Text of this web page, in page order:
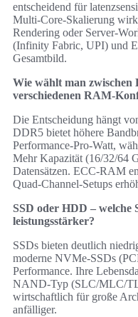
entscheidend für
Multi‑Core-Skalierung
Rendering oder Server-
(Infinity Fabric, UPI) und
Gesamtbild.
Wie wählt man zwischen
verschiedenen
Die Entscheidung hängt
DDR5 bietet höhere
Performance‑Pro‑Watt,
Mehr Kapazität (16/32/64
Datensätzen. ECC-RAM
Quad‑Channel-Setups
SSD oder HDD – welche
leistungsstärker?
SSDs bieten deutlich
moderne NVMe-SSDs
Performance. Ihre
NAND‑Typ (SLC/MLC/
wirtschaftlich für große
anfälliger.